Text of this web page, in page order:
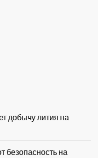
добычу лития на
безопасность на